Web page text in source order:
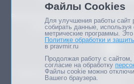
Републикация материалов сайта в
возможна только с письменного
Мнение авторов статей портала может
Файлы Cookies
Для улучшения работы сайт
собирать данные,
метрические программы. Это
Политике обработки и
в pravmir.ru
Продолжая работу с
согласие на обработку
Файлы cookie можно
Вашего браузера.